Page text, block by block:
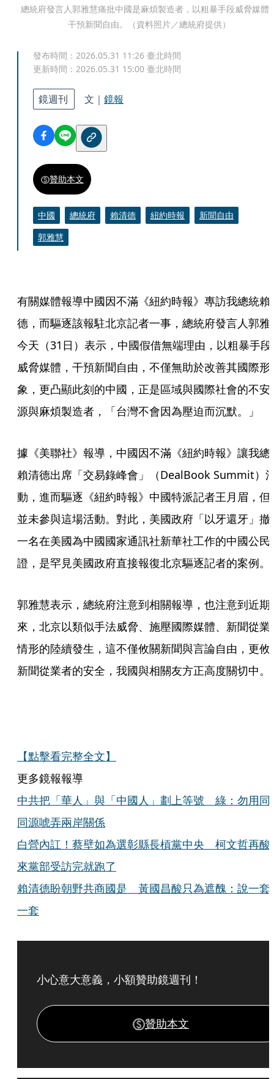
總統府發言人郭雅慧痛批中國是麻煩製造者，以粗暴手段威脅媒體
干預新聞自由。（資料照片／總統府提供）
發布時間： 2026.05.31 11:26 臺北時間
更新時間： 2026.05.31 15:00 臺北時間
鏡週刊 文｜ 鏡報
贊助本文
中國 總統府 賴清德 紐約時報
新聞自由
郭雅慧
有關媒體報導中國因不滿《紐約時報》專訪我總統賴
德，而驅逐該報駐北京記者一事，總統府發言人郭雅
今天（31日）表示，中國假借無端理由，以粗暴手段
威脅媒體，干預新聞自由，不僅無助於改善其國際形
象，更凸顯此刻的中國，正是區域與國際社會的不安
源與麻煩製造者，「台灣不會因為壓迫而沉默。」
據《美聯社》報導，中國因不滿《紐約時報》讓我總
賴清德出席「交易錄峰會」（DealBook Summit）
動，進而驅逐《紐約時報》中國特派記者王月眉，但
並未參與這場活動。對此，美國政府「以牙還牙」撤
一名在美國為中國國家通訊社新華社工作的中國公民
證，是罕見美國政府直接報復北京驅逐記者的案例。
郭雅慧表示，總統府注意到相關報導，也注意到近期
來，北京以類似手法威脅、施壓國際媒體、新聞從業
情形的陸續發生，這不僅攸關新聞與言論自由，更攸
新聞從業者的安全，我國與相關友方正高度關切中。
【點擊看完整全文】
更多鏡報報導
中共把「華人」與「中國人」劃上等號 綠：勿用同
同源唬弄兩岸關係
白營內訌！蔡壁如為選彰縣長槓黨中央 柯文哲再酸
來黨部受訪完就跑了
賴清德盼朝野共商國是 黃國昌酸只為遮醜：說一套
一套
小心意大意義，小額贊助鏡週刊！
贊助本文